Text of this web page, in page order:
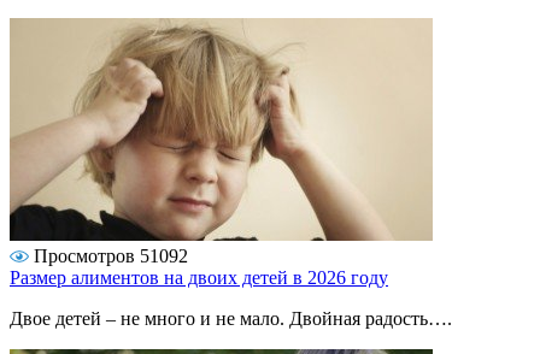
Просмотров 51092
Размер алиментов на двоих детей в 2026 году
Двое детей – не много и не мало. Двойная радость….